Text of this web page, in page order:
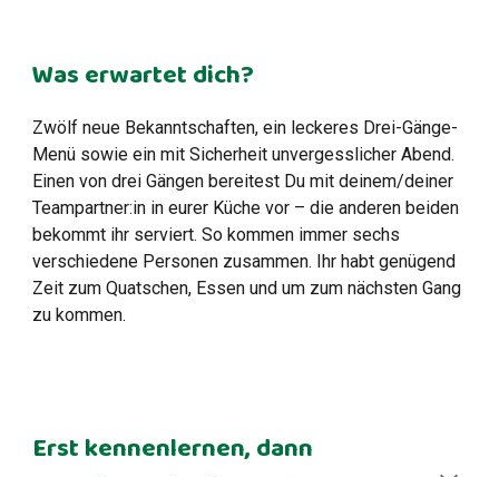
Was erwartet dich?
Zwölf neue Bekanntschaften, ein leckeres Drei-Gänge-
Menü sowie ein mit Sicherheit unvergesslicher Abend.
Einen von drei Gängen bereitest Du mit deinem/deiner
Teampartner:in in eurer Küche vor – die anderen beiden
bekommt ihr serviert. So kommen immer sechs
verschiedene Personen zusammen. Ihr habt genügend
Zeit zum Quatschen, Essen und um zum nächsten Gang
zu kommen.
Erst kennenlernen, dann